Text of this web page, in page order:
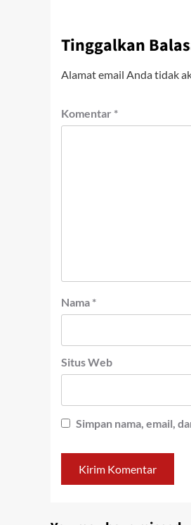
Tinggalkan
Alamat email Anda tidak
Komentar *
Nama *
Situs Web
Simpan nama, email,